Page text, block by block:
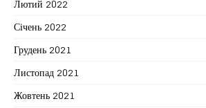
Лютий 2022
Січень 2022
Грудень 2021
Листопад 2021
Жовтень 2021